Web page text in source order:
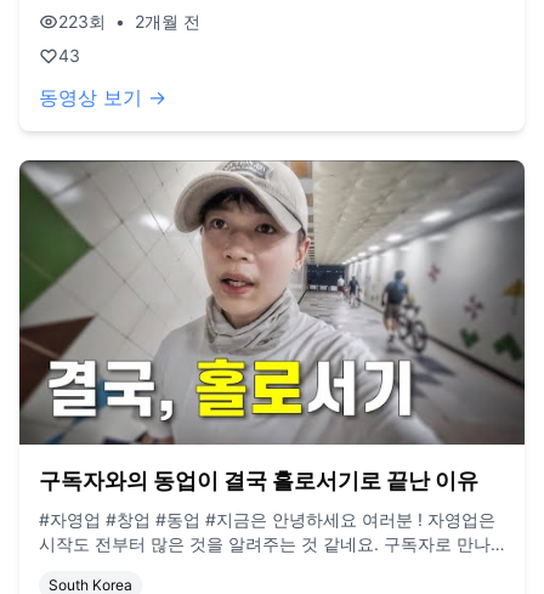
를 받고 싶어 연락을 돌렸다 그러다 시간 되는 친구가 있긴 했
는데, 이 친구는 그런건 관심 없고, 쉬는 날 무계획으로 여행을
떠나보는게 버킷리스트였다고 한다 그래서 원래 계획과는 조
식주락 여행이었지만 재밌었다
223회 •
2개월 전
43
동영상 보기 →
구독자와의 동업이 결국 홀로서기로 끝난 이유
#자영업 #창업 #동업 #지금은 안녕하세요 여러분 ! 자영업은
시작도 전부터 많은 것을 알려주는 것 같네요. 구독자로 만나
South Korea